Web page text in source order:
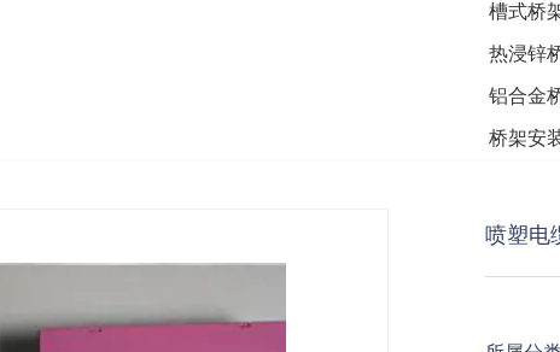
槽式桥
热浸锌
铝合金
桥架安
喷塑电